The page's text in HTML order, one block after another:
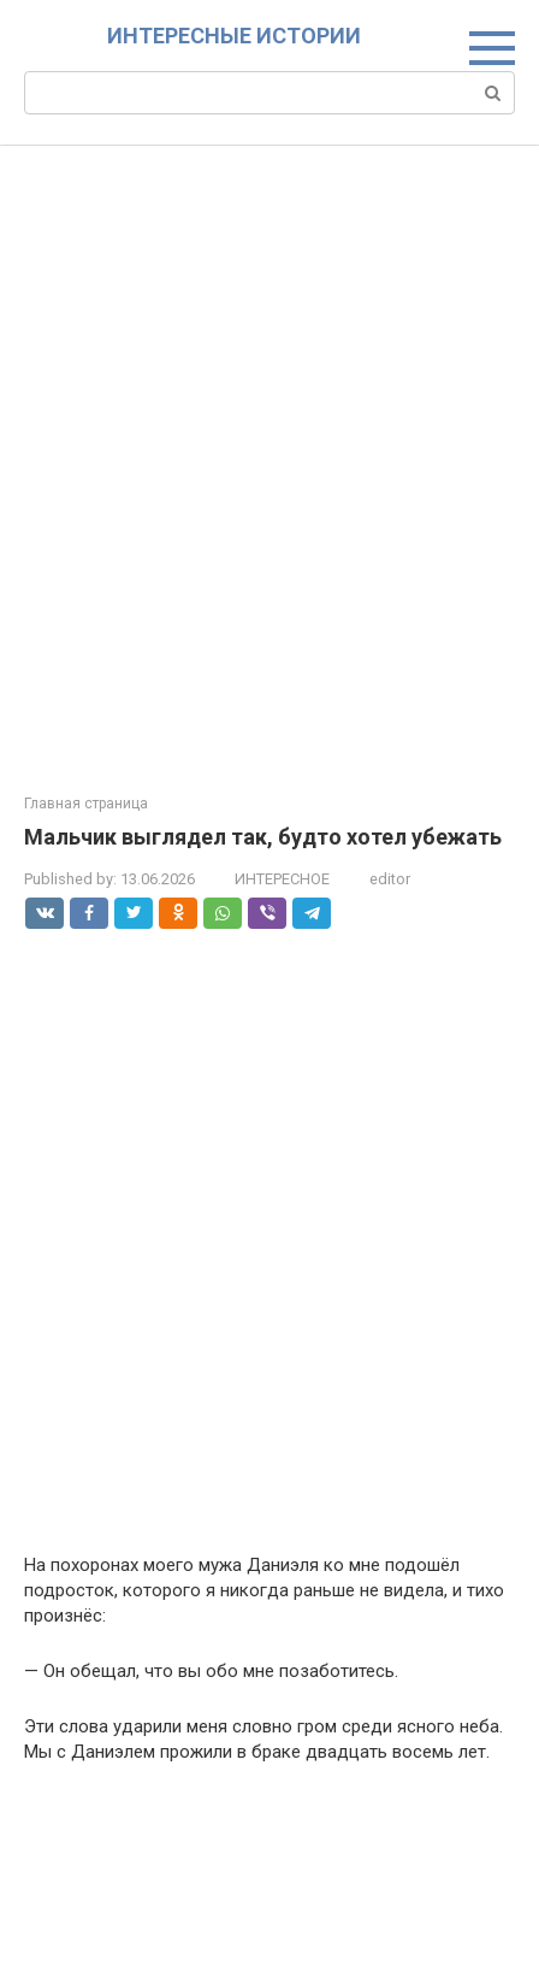
ИНТЕРЕСНЫЕ ИСТОРИИ
Главная страница
Мальчик выглядел так, будто хотел убежать
Published by: 13.06.2026 ИНТЕРЕСНОЕ editor
На похоронах моего мужа Даниэля ко мне подошёл
подросток, которого я никогда раньше не видела, и тихо
произнёс:
— Он обещал, что вы обо мне позаботитесь.
Эти слова ударили меня словно гром среди ясного неба.
Мы с Даниэлем прожили в браке двадцать восемь лет.